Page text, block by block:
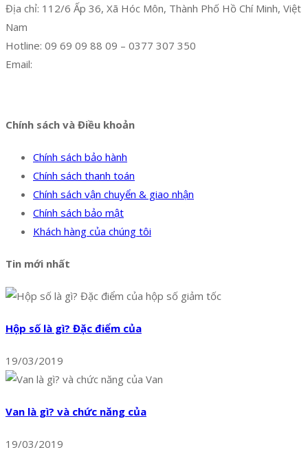
Địa chỉ: 112/6 Ấp 36, Xã Hóc Môn, Thành Phố Hồ Chí Minh, Việt
Nam
Hotline: 09 69 09 88 09 – 0377 307 350
Email:
Chính sách và Điều khoản
Chính sách bảo hành
Chính sách thanh toán
Chính sách vận chuyển & giao nhận
Chính sách bảo mật
Khách hàng của chúng tôi
Tin mới nhất
Hộp số là gì? Đặc điểm của
19/03/2019
Van là gì? và chức năng của
19/03/2019